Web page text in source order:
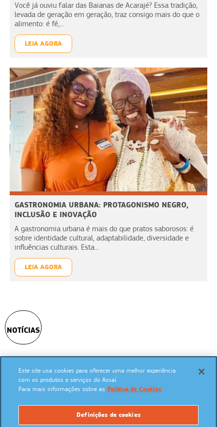
Você já ouviu falar das Baianas de Acarajé? Essa tradição,
levada de geração em geração, traz consigo mais do que o
alimento: é fé,...
LEIA AGORA
GASTRONOMIA URBANA: PROTAGONISMO NEGRO,
INCLUSÃO E INOVAÇÃO
A gastronomia urbana é mais do que pratos saborosos: é
sobre identidade cultural, adaptabilidade, diversidade e
influências culturais. Esta...
LEIA AGORA
NOTÍCIAS
SIGA NAS REDES SOCIAIS:
Este site usa cookies para oferecer uma melhor experiência
com os produtos e serviços do Assaí.
Para mais informações sobre as Política de Cookies
Definições de cookies